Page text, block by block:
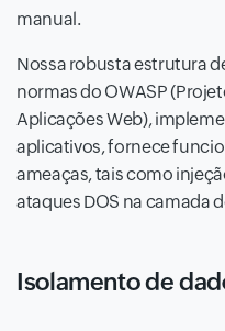
manual.
Nossa robusta estrutura
normas do OWASP
Aplicações Web),
aplicativos, fornece
ameaças, tais como
ataques DOS na camada
Isolamento de